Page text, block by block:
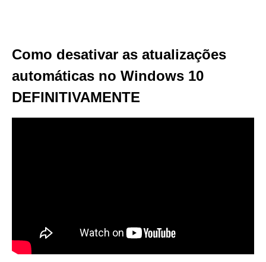
Como desativar as atualizações
automáticas no Windows 10
DEFINITIVAMENTE